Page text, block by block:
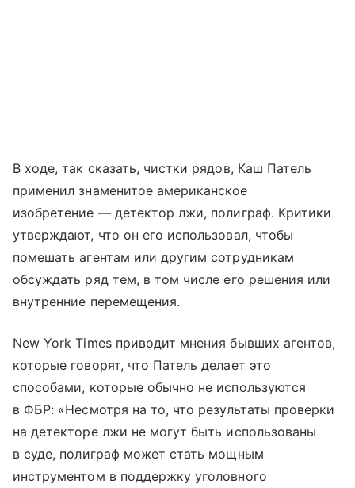
В ходе, так сказать, чистки рядов, Каш Патель
применил знаменитое американское
изобретение — детектор лжи, полиграф. Критики
утверждают, что он его использовал, чтобы
помешать агентам или другим сотрудникам
обсуждать ряд тем, в том числе его решения или
внутренние перемещения.
New York Times приводит мнения бывших агентов,
которые говорят, что Патель делает это
способами, которые обычно не используются
в ФБР: «Несмотря на то, что результаты проверки
на детекторе лжи не могут быть использованы
в суде, полиграф может стать мощным
инструментом в поддержку уголовного